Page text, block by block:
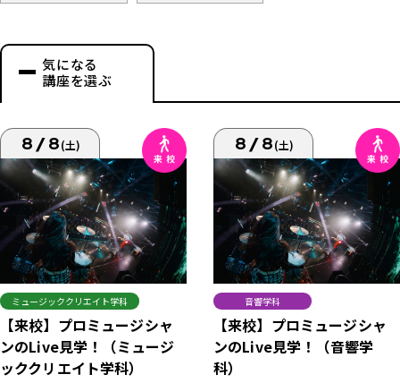
気になる
講座を選ぶ
8/8(土)
ミュージッククリエイト学科
【来校】プロミュージシャ
ンのLive見学！（ミュージ
ッククリエイト学科）
8/8(土)
音響学科
【来校】プロミュージシャ
ンのLive見学！（音響学
科）